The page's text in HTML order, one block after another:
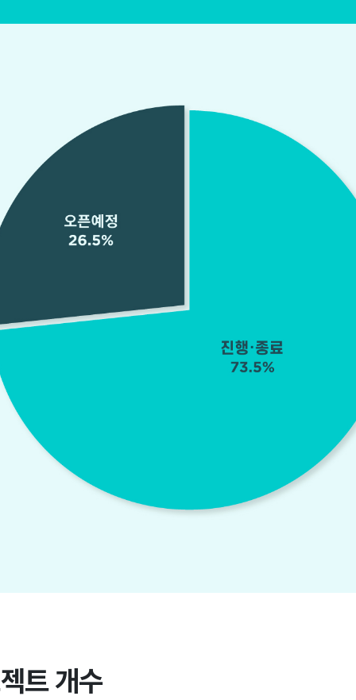
트 개수